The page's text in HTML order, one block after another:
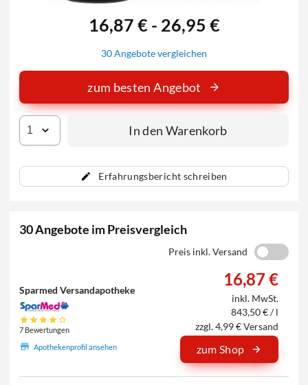
Erfahrungsbericht schreiben
16,87 € - 26,95 €
30 Angebote vergleichen
zum besten Angebot
In den Warenkorb
30 Angebote im Preisvergleich
Preis inkl. Versand
Sparmed Versandapotheke
7 Bewertungen
Apothekenprofil ansehen
16,87 €
inkl. MwSt.
843,50 € / l
zzgl. 4,99 € Versand
zum Shop